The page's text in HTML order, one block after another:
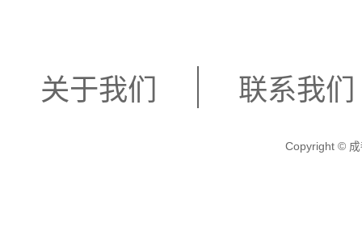
关于我们 联系我们
Copyright © 成